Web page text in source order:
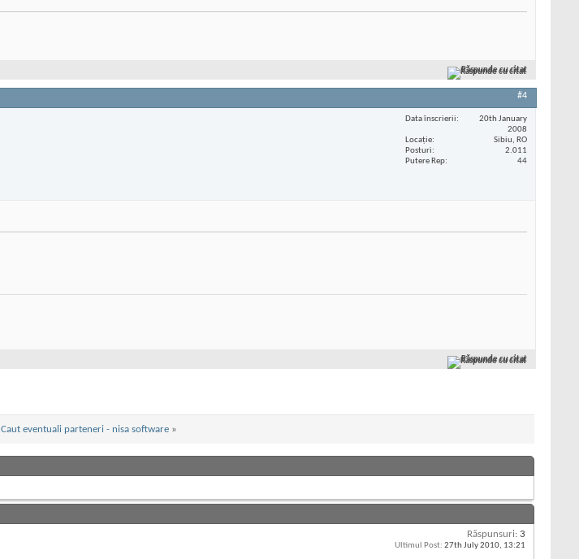
Răspunde cu citat
#4
Data înscrierii
20th January
2008
Locaţie
Sibiu, RO
Posturi
2.011
Putere Rep
44
Răspunde cu citat
Caut eventuali parteneri - nisa software »
Răspunsuri: 3
Ultimul Post: 27th July 2010, 13:21